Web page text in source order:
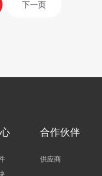
下一页
合作伙伴
供应商